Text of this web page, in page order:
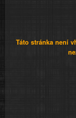
Táto stránka není